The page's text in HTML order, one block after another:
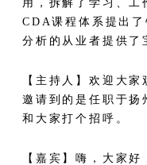
用，拆解了学习、工
CDA课程体系提出
分析的从业者提供了
【主持人】欢迎大
邀请到的是任职于扬
和大家打个招呼。
【嘉宾】嗨，大家